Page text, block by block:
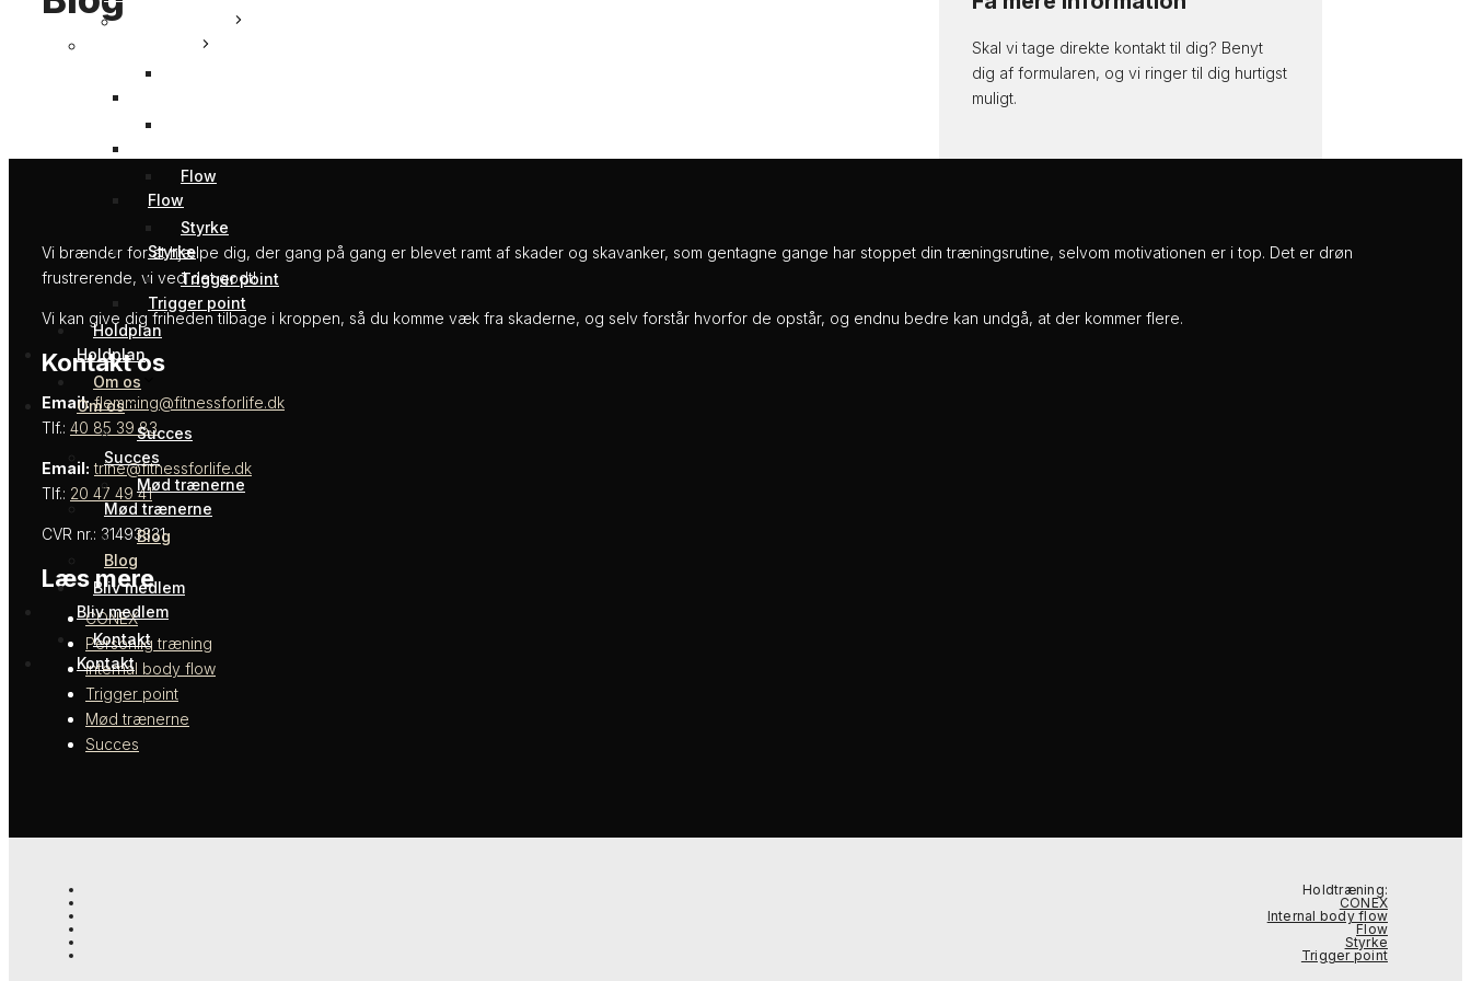
Flow
Styrke
Trigger point
Holdplan
Om os
Succes
Mød trænerne
Blog
Bliv medlem
Kontakt
Flow
Styrke
Trigger point
Holdplan
Om os
Succes
Mød trænerne
Blog
Bliv medlem
Kontakt
Skal vi tage direkte kontakt til dig? Benyt
dig af formularen, og vi ringer til dig hurtigst
muligt.
Vi brænder for at hjælpe dig, der gang på gang er blevet ramt af skader og skavanker, som gentagne gange har stoppet din træningsrutine, selvom motivationen er i top. Det er drøn
frustrerende, vi ved det godt!
Vi kan give dig friheden tilbage i kroppen, så du komme væk fra skaderne, og selv forstår hvorfor de opstår, og endnu bedre kan undgå, at der kommer flere.
Kontakt os
Email: flemming@fitnessforlife.dk
Tlf.: 40 85 39 83
Email: trine@fitnessforlife.dk
Tlf.: 20 47 49 41
CVR nr.: 31493331
Læs mere
CONEX
Personlig træning
Internal body flow
Trigger point
Mød trænerne
Succes
Holdtræning:
CONEX
Internal body flow
Flow
Styrke
Trigger point